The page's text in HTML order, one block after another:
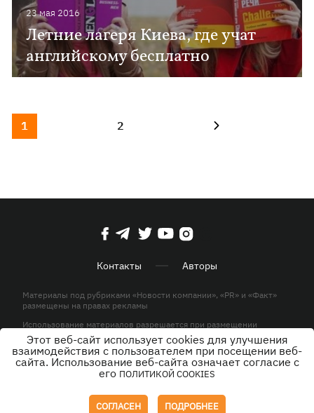
23 мая 2016
Летние лагеря Киева, где учат
английскому бесплатно
1 2
Контакты Авторы
Материалы под рубриками «Новости компании», «PR» и «Факт»
размещены на правах рекламы
Использование материалов разрешается при размещении
активной гиперссылки на KP.UA в первом абзаце.
© ООО «ЮЛАВ МЕДИА»,2026. Все права защищены.
Этот веб-сайт использует cookies для улучшения
взаимодействия с пользователем при посещении веб-
сайта. Использование веб-сайта означает согласие с
его ПОЛИТИКОЙ COOKIES
СОГЛАСЕН ПОДРОБНЕЕ